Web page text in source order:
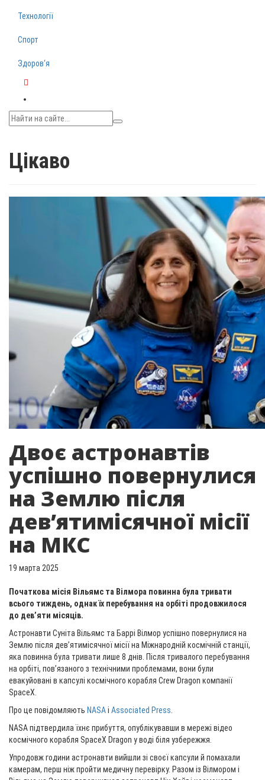
Технології
Спорт
Здоров‘я
Цікаво
Двоє астронавтів
успішно повернулися
на Землю після
дев’ятимісячної місії
на МКС
19 марта 2025
Початкова місія Вільямс та Вілмора повинна була тривати
всього тиждень, однак їх перебування на орбіті продовжилося
до дев’яти місяців.
Астронавти Суніта Вільямс та Баррі Вілмор успішно повернулися на
Землю після дев’ятимісячної місії на Міжнародній космічній станції,
яка повинна була тривати лише 8 днів. Після тривалого перебування
на орбіті, пов’язаного з технічними проблемами, вони були
евакуйовані в капсулі космічного корабля Crew Dragon компанії
SpaceX.
Про це повідомляють NASAі Associated Press
NASA підтвердила їхнє прибуття, опублікувавши в мережі відео
космічного корабля SpaceX Dragon у воді біля узбережжя.
Упродовж години астронавти вийшли зі своєї капсули й помахали
камерам, перш ніж пройти медичну перевірку. Разом із Вілмором і